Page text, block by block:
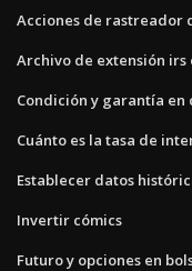
Acciones de rastreador
Archivo de extensión
Condición y garantía
Cuánto es la tasa de
Establecer datos
Invertir cómics
Futuro y opciones en